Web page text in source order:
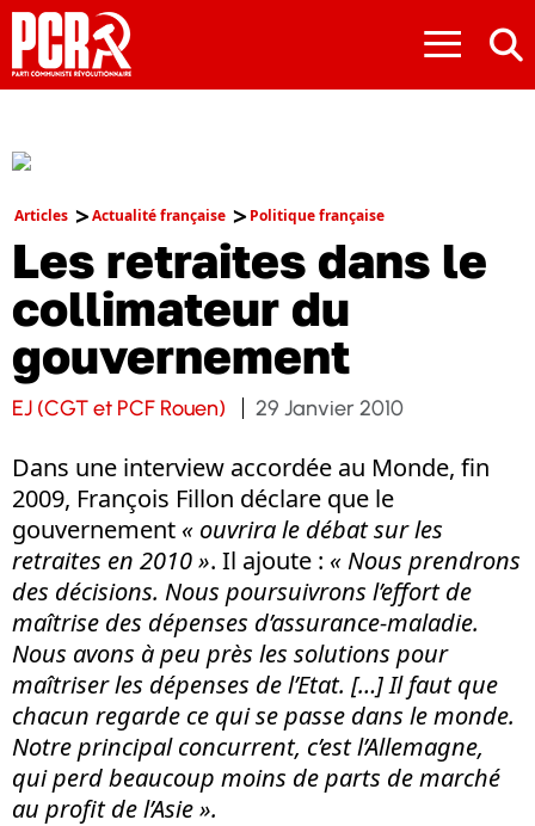
≡
Articles Actualité française Politique française
Les retraites dans le
collimateur du
gouvernement
EJ (CGT et PCF Rouen) 29 Janvier 2010
Dans une interview accordée au Monde, fin
2009, François Fillon déclare que le
gouvernement « ouvrira le débat sur les
retraites en 2010 ». Il ajoute : « Nous prendrons
des décisions. Nous poursuivrons l’effort de
maîtrise des dépenses d’assurance-maladie.
Nous avons à peu près les solutions pour
maîtriser les dépenses de l’Etat. […] Il faut que
chacun regarde ce qui se passe dans le monde.
Notre principal concurrent, c’est l’Allemagne,
qui perd beaucoup moins de parts de marché
au profit de l’Asie ».